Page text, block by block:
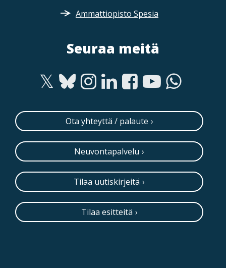
Ammattiopisto Spesia
Seuraa meitä
Ota yhteyttä / palaute
Neuvontapalvelu
Tilaa uutiskirjeitä
Tilaa esitteitä